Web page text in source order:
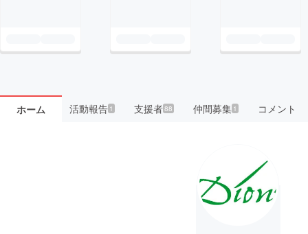
ホーム 活動報告1 支援者88 仲間募集 1 コメント